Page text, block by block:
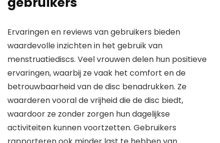
Ervaringen en reviews van gebruikers bieden
waardevolle inzichten in het gebruik van
menstruatiediscs. Veel vrouwen delen hun positieve
ervaringen, waarbij ze vaak het comfort en de
betrouwbaarheid van de disc benadrukken. Ze
waarderen vooral de vrijheid die de disc biedt,
waardoor ze zonder zorgen hun dagelijkse
activiteiten kunnen voortzetten. Gebruikers